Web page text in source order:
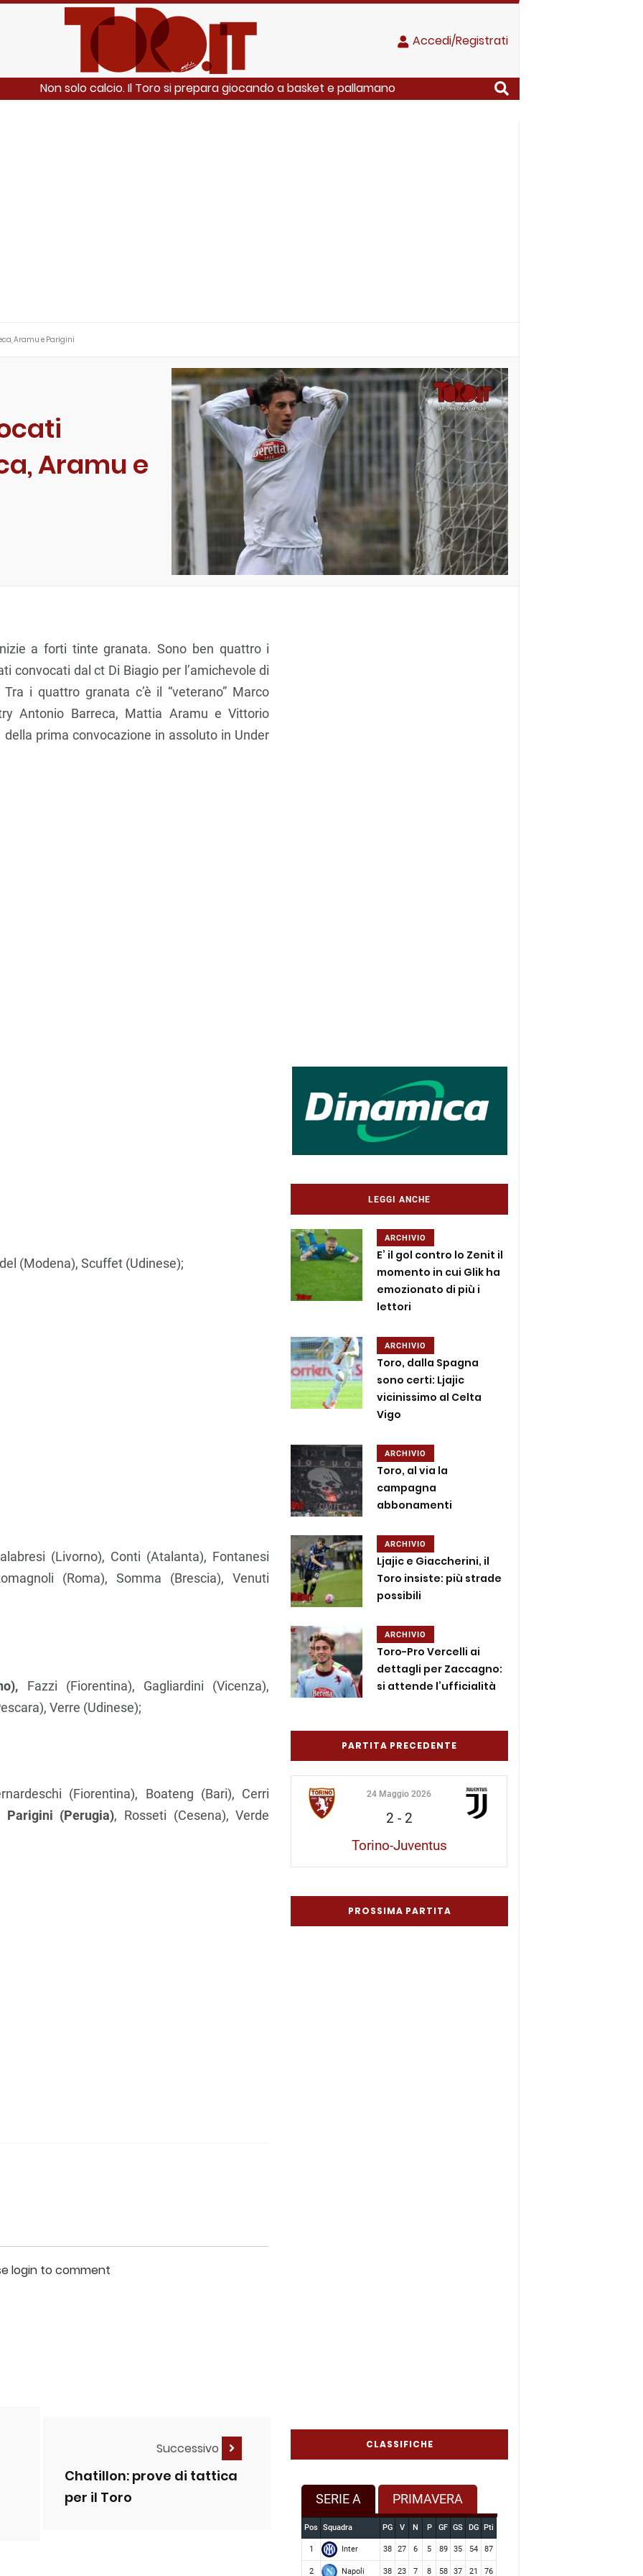
Accedi/Registrati
Non solo calcio. Il Toro si prepara giocando a basket e pallamano
Aramu e Parigini
Aramu e
a forti tinte granata. Sono ben quattro i
convocati dal ct Di Biagio per l’amichevole di
i quattro granata c’è il “veterano” Marco
Antonio Barreca, Mattia Aramu e Vittorio
prima convocazione in assoluto in Under
(Modena), Scuffet (Udinese);
(Livorno), Conti (Atalanta), Fontanesi
(Roma), Somma (Brescia), Venuti
Fazzi (Fiorentina), Gagliardini (Vicenza),
Verre (Udinese);
(Fiorentina), Boateng (Bari), Cerri
Parigini (Perugia), Rosseti (Cesena), Verde
login to comment
Successivo
Chatillon: prove di tattica
per il Toro
LEGGI ANCHE
ARCHIVIO
E’ il gol contro lo Zenit il
momento in cui Glik ha
emozionato di più i
lettori
ARCHIVIO
Toro, dalla Spagna
sono certi: Ljajic
vicinissimo al Celta
Vigo
ARCHIVIO
Toro, al via la
campagna
abbonamenti
ARCHIVIO
Ljajic e Giaccherini, il
Toro insiste: più strade
possibili
ARCHIVIO
Toro-Pro Vercelli ai
dettagli per Zaccagno:
si attende l’ufficialità
PARTITA PRECEDENTE
24 Maggio 2026
2 - 2
Torino-Juventus
PROSSIMA PARTITA
CLASSIFICHE
SERIE A PRIMAVERA
Pos Squadra PG V N P GF GS DG Pti
1 Inter 38 27 6 5 89 35 54 87
2 Napoli 38 23 7 8 58 37 21 76